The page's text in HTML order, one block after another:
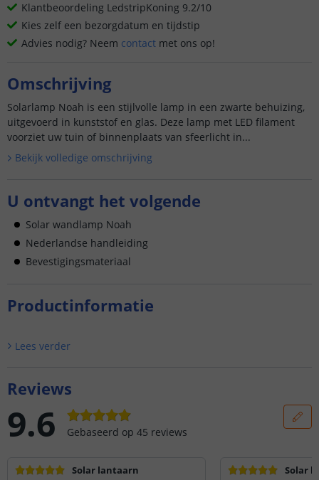
Klantbeoordeling LedstripKoning 9.2/10
Kies zelf een bezorgdatum en tijdstip
Advies nodig? Neem contact met ons op!
Omschrijving
Solarlamp Noah is een stijlvolle lamp in een zwarte behuizing,
uitgevoerd in kunststof en glas. Deze lamp met LED filament
voorziet uw tuin of binnenplaats van sfeerlicht in...
Bekijk volledige omschrijving
U ontvangt het volgende
Solar wandlamp Noah
Nederlandse handleiding
Bevestigingsmateriaal
Productinformatie
Lees verder
Reviews
9.6 Gebaseerd op 45 reviews
Solar lantaarn
Solar